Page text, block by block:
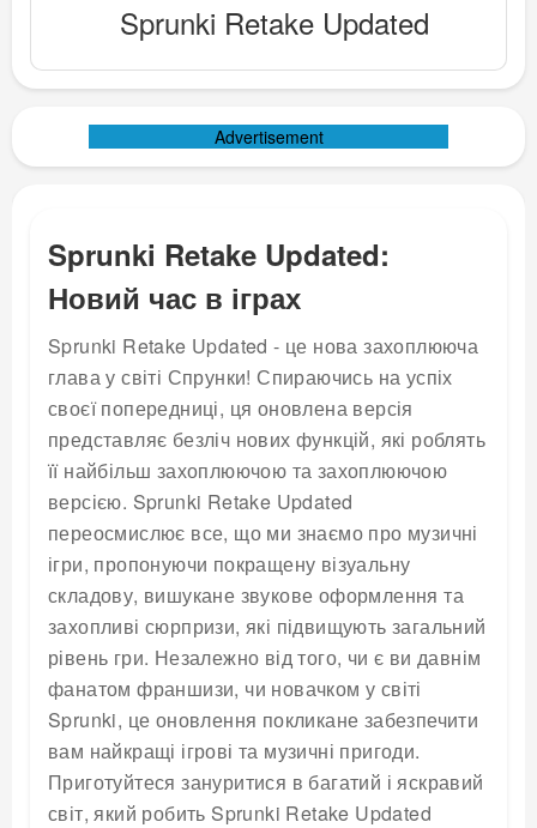
Sprunki Retake Updated
Advertisement
Sprunki Retake Updated:
Новий час в іграх
Sprunki Retake Updated - це нова захоплююча
глава у світі Спрунки! Спираючись на успіх
своєї попередниці, ця оновлена версія
представляє безліч нових функцій, які роблять
її найбільш захоплюючою та захоплюючою
версією. Sprunki Retake Updated
переосмислює все, що ми знаємо про музичні
ігри, пропонуючи покращену візуальну
складову, вишукане звукове оформлення та
захопливі сюрпризи, які підвищують загальний
рівень гри. Незалежно від того, чи є ви давнім
фанатом франшизи, чи новачком у світі
Sprunki, це оновлення покликане забезпечити
вам найкращі ігрові та музичні пригоди.
Приготуйтеся зануритися в багатий і яскравий
світ, який робить Sprunki Retake Updated